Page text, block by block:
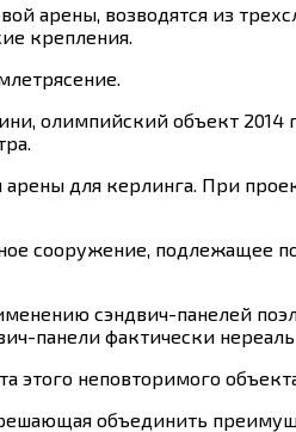
арены, возводятся из
крепления.
олимпийский объект
для керлинга. При
сооружение,
сэндвич-панелей
панели фактически
этого неповторимого
объединить